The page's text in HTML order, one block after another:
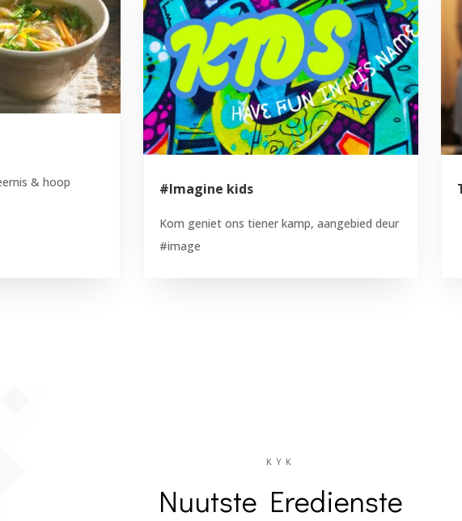
& hoop #Imagine kids
Kom geniet ons tiener kamp, aangebied deur
#image
KYK
Nuutste Eredienste